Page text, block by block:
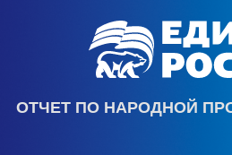
ОТЧЕТ ПО НАРОДНОЙ